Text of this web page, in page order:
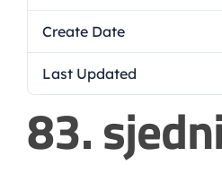
Create Date
Last Updated
83.